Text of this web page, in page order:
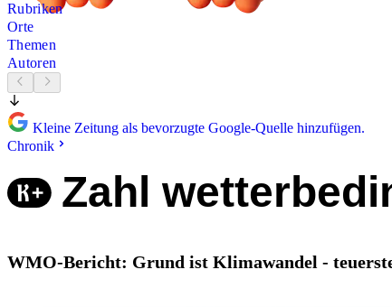
Rubriken
Orte
Themen
Autoren
Kleine Zeitung als bevorzugte Google-Quelle hinzufügen.
Chronik
Zahl
WMO-Bericht: Grund ist Klimawandel -